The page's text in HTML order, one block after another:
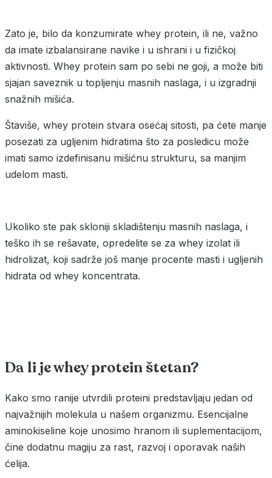
Zato je, bilo da konzumirate whey protein, ili ne, važno
da imate izbalansirane navike i u ishrani i u fizičkoj
aktivnosti. Whey protein sam po sebi ne goji, a može biti
sjajan saveznik u topljenju masnih naslaga, i u izgradnji
snažnih mišića.
Štaviše, whey protein stvara osećaj sitosti, pa ćete manje
posezati za ugljenim hidratima što za posledicu može
imati samo izdefinisanu mišićnu strukturu, sa manjim
udelom masti.
Ukoliko ste pak skloniji skladištenju masnih naslaga, i
teško ih se rešavate, opredelite se za whey izolat ili
hidrolizat, koji sadrže još manje procente masti i ugljenih
hidrata od whey koncentrata.
Da li je whey protein štetan?
Kako smo ranije utvrdili proteini predstavljaju jedan od
najvažnijih molekula u našem organizmu. Esencijalne
aminokiseline koje unosimo hranom ili suplementacijom,
čine dodatnu magiju za rast, razvoj i oporavak naših
ćelija.